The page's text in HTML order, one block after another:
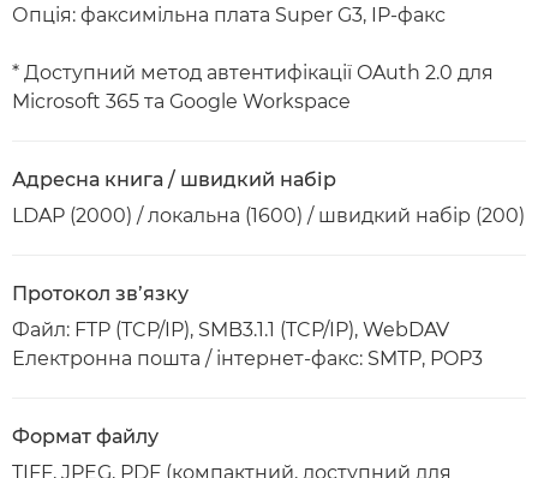
Опція: факсимільна плата Super G3, IP-факс
* Доступний метод автентифікації OAuth 2.0 для
Microsoft 365 та Google Workspace
Адресна книга / швидкий набір
LDAP (2000) / локальна (1600) / швидкий набір (200)
Протокол зв’язку
Файл: FTP (TCP/IP), SMB3.1.1 (TCP/IP), WebDAV
Електронна пошта / інтернет-факс: SMTP, POP3
Формат файлу
TIFF, JPEG, PDF (компактний, доступний для